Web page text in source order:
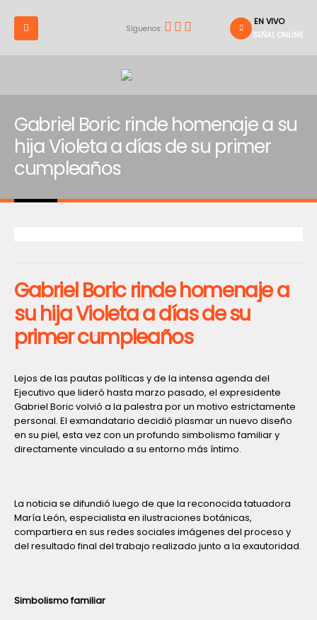
Síguenos:
EN VIVO
SEÑAL ONLINE
Gabriel Boric rinde homenaje a su
hija Violeta a días de su primer
cumpleaños
Gabriel Boric rinde homenaje a
su hija Violeta a días de su
primer cumpleaños
Lejos de las pautas políticas y de la intensa agenda del
Ejecutivo que lideró hasta marzo pasado, el expresidente
Gabriel Boric volvió a la palestra por un motivo estrictamente
personal. El exmandatario decidió plasmar un nuevo diseño
en su piel, esta vez con un profundo simbolismo familiar y
directamente vinculado a su entorno más íntimo.
La noticia se difundió luego de que la reconocida tatuadora
María León, especialista en ilustraciones botánicas,
compartiera en sus redes sociales imágenes del proceso y
del resultado final del trabajo realizado junto a la exautoridad.
Simbolismo familiar